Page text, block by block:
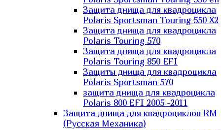
Защита днища для квадроцикла
Polaris Sportsman Touring 550 X2
Защита днища для квадроцикла
Polaris Touring 570
Защита днища для квадроцикла
Polaris Touring 850 EFI
Защиты днища для квадроцикла
Polaris Sportsman 570
защита днища для квадроцикла
Polaris 800 EFI 2005 -2011
Защита днища для квадроциклов RM
(Русская Механика)